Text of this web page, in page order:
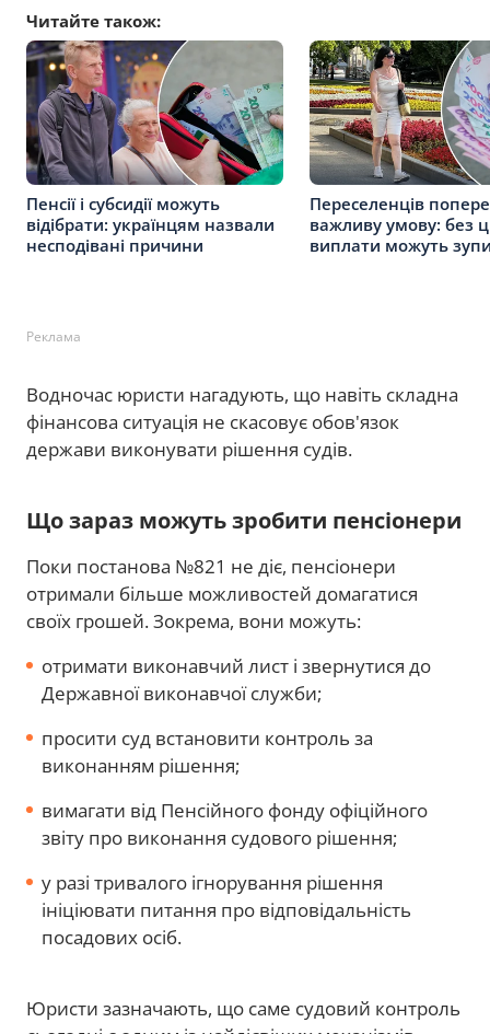
Читайте також:
Пенсії і субсидії можуть
відібрати: українцям назвали
несподівані причини
Переселенців
важливу умову: без
виплати можуть
Реклама
Водночас юристи нагадують, що навіть складна
фінансова ситуація не скасовує обов'язок
держави виконувати рішення судів.
Що зараз можуть зробити пенсіонери
Поки постанова №821 не діє, пенсіонери
отримали більше можливостей домагатися
своїх грошей. Зокрема, вони можуть:
отримати виконавчий лист і звернутися до
Державної виконавчої служби;
просити суд встановити контроль за
виконанням рішення;
вимагати від Пенсійного фонду офіційного
звіту про виконання судового рішення;
у разі тривалого ігнорування рішення
ініціювати питання про відповідальність
посадових осіб.
Юристи зазначають, що саме судовий контроль